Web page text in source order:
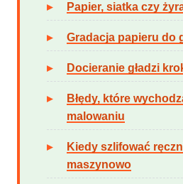
Papier, siatka czy
Gradacja papieru do
Docieranie gładzi
Błędy, które
malowaniu
Kiedy szlifować
maszynowo